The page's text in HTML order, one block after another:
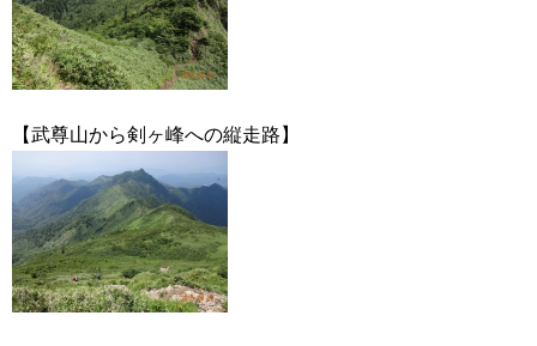
【武尊山から剣ヶ峰への縦走路】